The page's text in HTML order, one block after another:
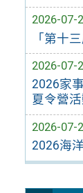
2026-07-
「第十
2026-07-
2026家
夏令營
2026-07-
2026海